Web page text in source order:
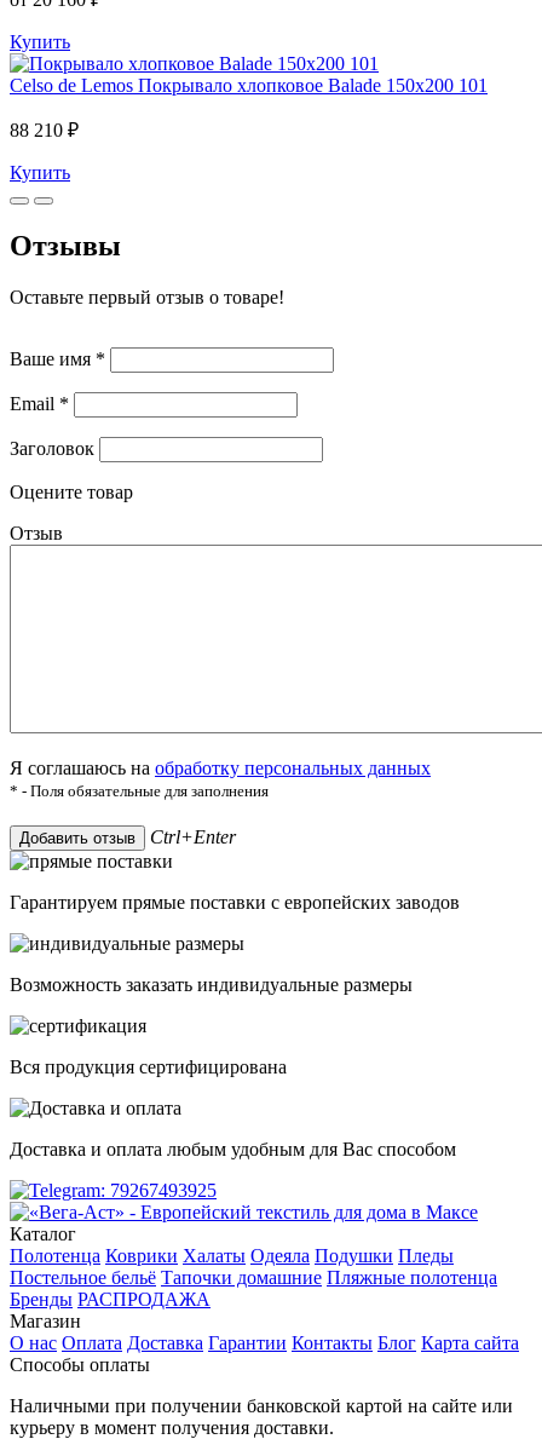
Купить
Celso de Lemos Покрывало хлопковое Balade 150x200 101
88 210 ₽
Купить
Отзывы
Оставьте первый отзыв о товаре!
Ваше имя *
Email *
Заголовок
Оцените товар
Отзыв
Я соглашаюсь на обработку персональных данных
* - Поля обязательные для заполнения
Добавить отзыв Ctrl+Enter
Гарантируем прямые поставки с европейских заводов
Возможность заказать индивидуальные размеры
Вся продукция сертифицирована
Доставка и оплата любым удобным для Вас способом
Каталог
Полотенца Коврики Халаты Одеяла Подушки Пледы
Постельное бельё Тапочки домашние Пляжные полотенца
Бренды РАСПРОДАЖА
Магазин
О нас Оплата Доставка Гарантии Контакты Блог Карта сайта
Способы оплаты
Наличными при получении банковской картой на сайте или
курьеру в момент получения доставки.